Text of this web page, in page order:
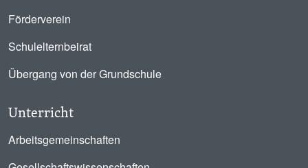
Förderverein
Schulelternbeirat
Übergang von der Grundschule
Unterricht
Arbeitsgemeinschaften